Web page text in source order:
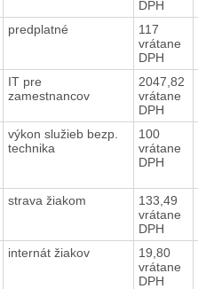
DPH
predplatné
117
vrátane
DPH
IT pre
zamestnancov
2047,82
vrátane
DPH
výkon služieb bezp.
technika
100
vrátane
DPH
strava žiakom
133,49
vrátane
DPH
internát žiakov
19,80
vrátane
DPH